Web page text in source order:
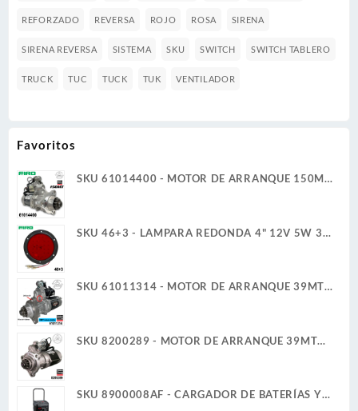
REFORZADO REVERSA ROJO ROSA SIRENA
SIRENA REVERSA SISTEMA SKU SWITCH SWITCH TABLERO
TRUCK TUC TUCK TUK VENTILADOR
Favoritos
SKU 61014400 - MOTOR DE ARRANQUE 150MT
SKU 46+3 - LAMPARA REDONDA 4" 12V 5W 3
SKU 61011314 - MOTOR DE ARRANQUE 39MT
SKU 8200289 - MOTOR DE ARRANQUE 39MT
SKU 8900008AF - CARGADOR DE BATERÍAS Y